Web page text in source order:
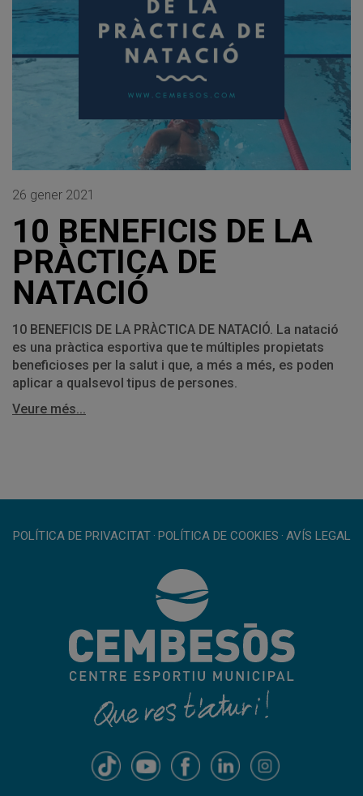
26 gener 2021
10 BENEFICIS DE LA
PRÀCTICA DE
NATACIÓ
10 BENEFICIS DE LA PRÀCTICA DE NATACIÓ. La natació
es una pràctica esportiva que te múltiples propietats
beneficioses per la salut i que, a més a més, es poden
aplicar a qualsevol tipus de persones.
Veure més...
POLÍTICA DE PRIVACITAT · POLÍTICA DE COOKIES · AVÍS LEGAL